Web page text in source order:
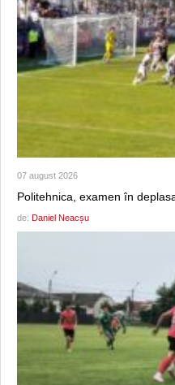
07 august 2026
Politehnica, examen în
de: Daniel Neacșu